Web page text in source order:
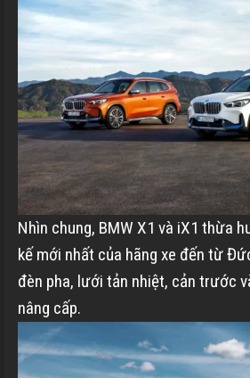
Nhìn chung, BMW X1 và iX1 thừa
kế mới nhất của hãng xe đến từ
đèn pha, lưới tản nhiệt, cản trước
nâng cấp.